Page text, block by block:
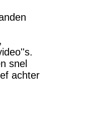
snel
achter